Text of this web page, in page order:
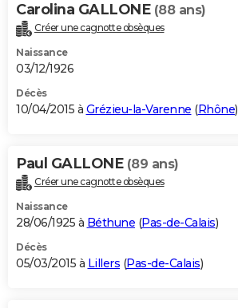
Carolina GALLONE (88 ans)
Créer une cagnotte obsèques
Naissance
03/12/1926
Décès
10/04/2015 à Grézieu-la-Varenne (Rhône)
Paul GALLONE (89 ans)
Créer une cagnotte obsèques
Naissance
28/06/1925 à Béthune (Pas-de-Calais)
Décès
05/03/2015 à Lillers (Pas-de-Calais)